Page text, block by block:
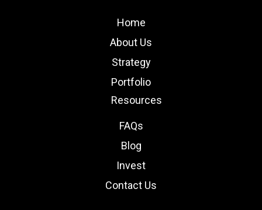
Home
About Us
Strategy
Portfolio
Resources
FAQs
Blog
Invest
Contact Us